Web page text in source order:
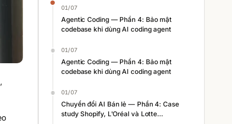
01/07
Agentic Coding — Phần 4: Bảo mật
codebase khi dùng AI coding agent
01/07
Agentic Coding — Phần 4: Bảo mật
codebase khi dùng AI coding agent
01/07
Chuyển đổi AI Bán lẻ — Phần 4: Case
study Shopify, L'Oréal và Lotte